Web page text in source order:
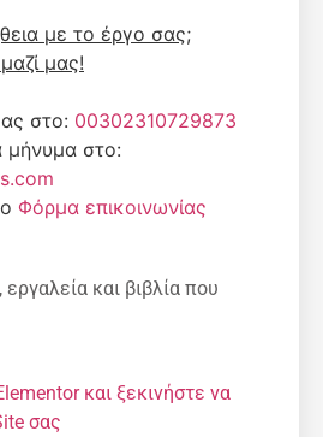
με το έργο σας;
μας!
στο: 00302310729873
μήνυμα στο:
Φόρμα επικοινωνίας
και βιβλία που
και ξεκινήστε να
σας